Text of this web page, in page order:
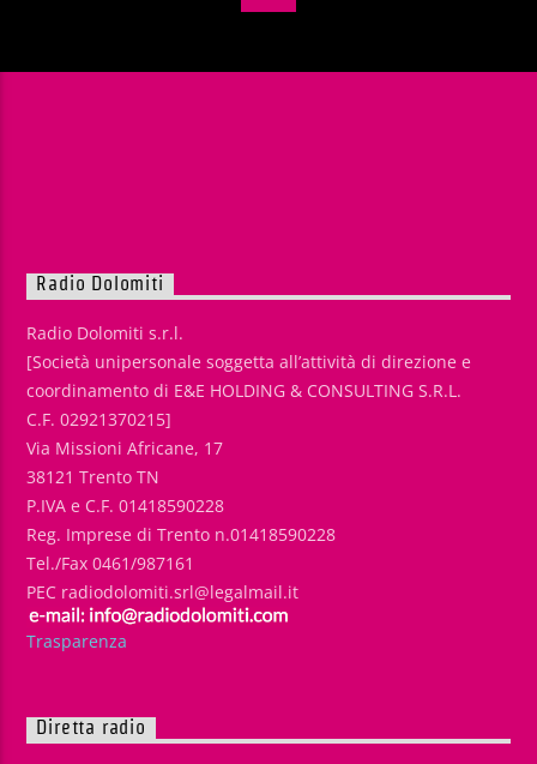
Radio Dolomiti
Radio Dolomiti s.r.l.
[Società unipersonale soggetta all’attività di direzione e
coordinamento di E&E HOLDING & CONSULTING S.R.L.
C.F. 02921370215]
Via Missioni Africane, 17
38121 Trento TN
P.IVA e C.F. 01418590228
Reg. Imprese di Trento n.01418590228
Tel./Fax 0461/987161
PEC radiodolomiti.srl@legalmail.it
Trasparenza
Diretta radio